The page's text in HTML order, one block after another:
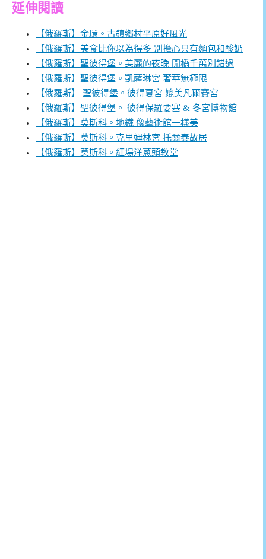
延伸閱讀
【俄羅斯】金環。古鎮鄉村平原好風光
【俄羅斯】美食比你以為得多 別擔心只有麵包和酸奶
【俄羅斯】聖彼得堡。美麗的夜晚 開橋千萬別錯過
【俄羅斯】聖彼得堡。凱薩琳宮 奢華無極限
【俄羅斯】 聖彼得堡。彼得夏宮 媲美凡爾賽宮
【俄羅斯】聖彼得堡。 彼得保羅要塞 & 冬宮博物館
【俄羅斯】莫斯科。地鐵 像藝術館一樣美
【俄羅斯】莫斯科。克里姆林宮 托爾泰故居
【俄羅斯】莫斯科。紅場洋蔥頭教堂